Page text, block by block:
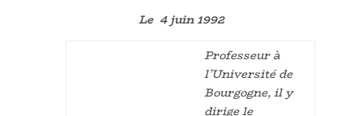
Le 4 juin 1992
Professeur à
l’Université de
Bourgogne, il y
dirige le